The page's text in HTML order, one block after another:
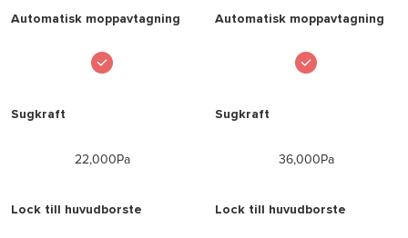
Automatisk moppavtagning Automatisk moppavtagning
Sugkraft Sugkraft
Lock till huvudborste Lock till huvudborste
22,000Pa 36,000Pa